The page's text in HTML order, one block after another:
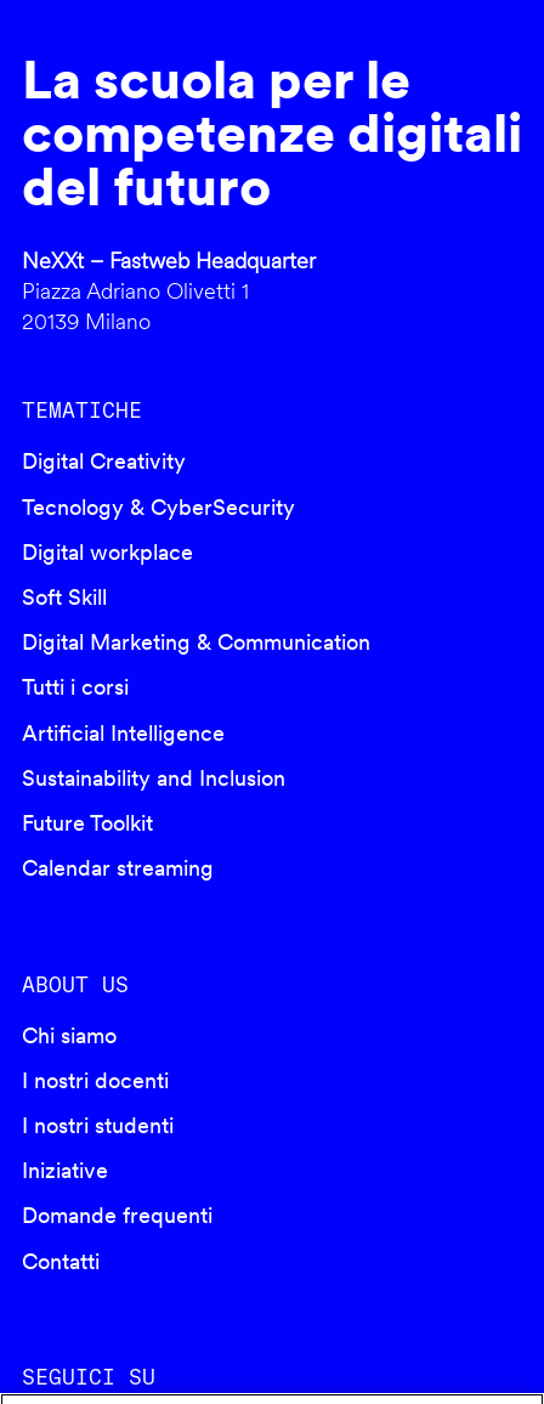
La scuola per le
competenze digitali
del futuro
NeXXt – Fastweb Headquarter
Piazza Adriano Olivetti 1
20139 Milano
TEMATICHE
Digital Creativity
Tecnology & CyberSecurity
Digital workplace
Soft Skill
Digital Marketing & Communication
Tutti i corsi
Artificial Intelligence
Sustainability and Inclusion
Future Toolkit
Calendar streaming
ABOUT US
Chi siamo
I nostri docenti
I nostri studenti
Iniziative
Domande frequenti
Contatti
SEGUICI SU